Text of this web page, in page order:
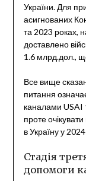
України. Для
асигнованих
та 2023 роках,
доставлено
1.6 млрд.дол.,
Все вище
питання
каналами USAI
проте
в Україну у
Стадія
допомоги